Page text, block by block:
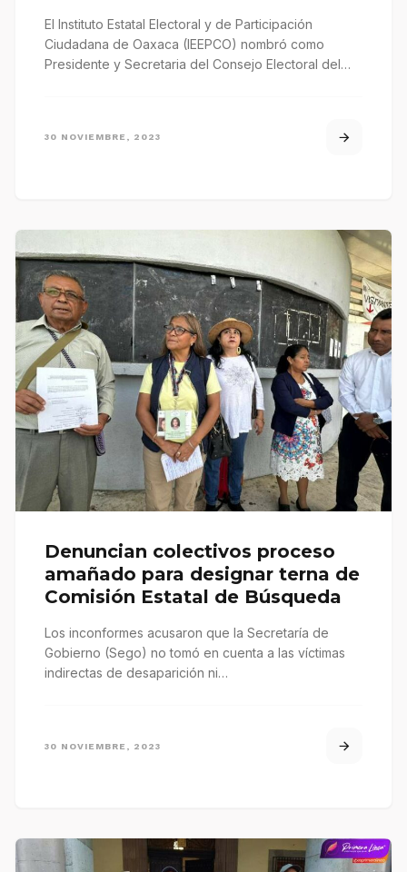
El Instituto Estatal Electoral y de Participación
Ciudadana de Oaxaca (IEEPCO) nombró como
Presidente y Secretaria del Consejo Electoral del…
30 NOVIEMBRE, 2023
Denuncian colectivos proceso
amañado para designar terna de
Comisión Estatal de Búsqueda
Los inconformes acusaron que la Secretaría de
Gobierno (Sego) no tomó en cuenta a las víctimas
indirectas de desaparición ni…
30 NOVIEMBRE, 2023